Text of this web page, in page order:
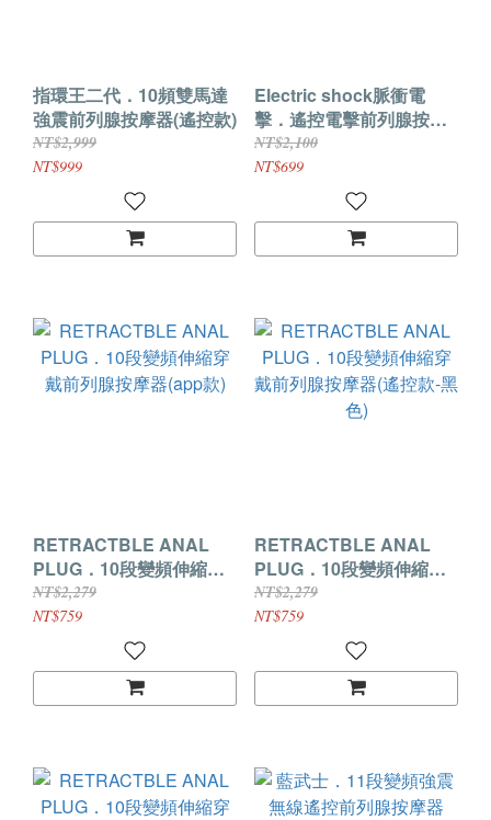
指環王二代．10頻雙馬達
強震前列腺按摩器(遙控款)
NT$2,999
NT$999
Electric shock脈衝電
擊．遙控電擊前列腺按摩
器後庭肛塞 新遙控主機
+電擊肛塞
NT$2,100
NT$699
RETRACTBLE ANAL
PLUG．10段變頻伸縮穿
戴前列腺按摩器(app款)
NT$2,279
NT$759
RETRACTBLE ANAL
PLUG．10段變頻伸縮穿
戴前列腺按摩器(遙控款-黑
色)
NT$2,279
NT$759